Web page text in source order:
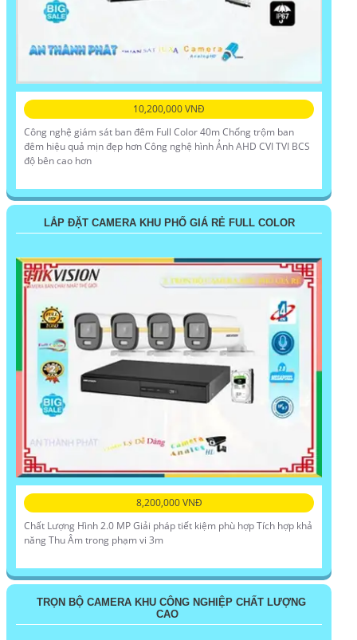
10,200,000 VNĐ
Công nghệ giám sát ban đêm Full Color 40m Chống trộm ban
đêm hiệu quả mịn đẹp hơn Công nghệ hình Ảnh AHD CVI TVI BCS
độ bên cao hơn
LẮP ĐẶT CAMERA KHU PHỐ GIÁ RẺ FULL COLOR
8,200,000 VNĐ
Chất Lượng Hình 2.0 MP Giải pháp tiết kiệm phù hợp Tích hợp khả
năng Thu Âm trong phạm vi 3m
TRỌN BỘ CAMERA KHU CÔNG NGHIỆP CHẤT LƯỢNG
CAO